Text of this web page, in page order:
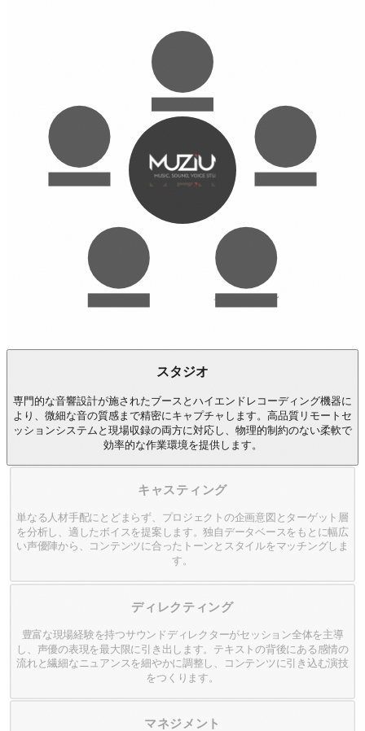
ディレクティング
スタジオ
専門的な音響設計が施されたブースとハイエンドレコーディング機器に
より、微細な音の質感まで精密にキャプチャします。高品質リモートセ
ッションシステムと現場収録の両方に対応し、物理的制約のない柔軟で
効率的な作業環境を提供します。
キャスティング
単なる人材手配にとどまらず、プロジェクトの企画意図とターゲット層
を分析し、適したボイスを提案します。独自データベースをもとに幅広
い声優陣から、コンテンツに合ったトーンとスタイルをマッチングしま
す。
ディレクティング
豊富な現場経験を持つサウンドディレクターがセッション全体を主導
し、声優の表現を最大限に引き出します。テキストの背後にある感情の
流れと繊細なニュアンスを細やかに調整し、コンテンツに引き込む演技
をつくります。
マネジメント